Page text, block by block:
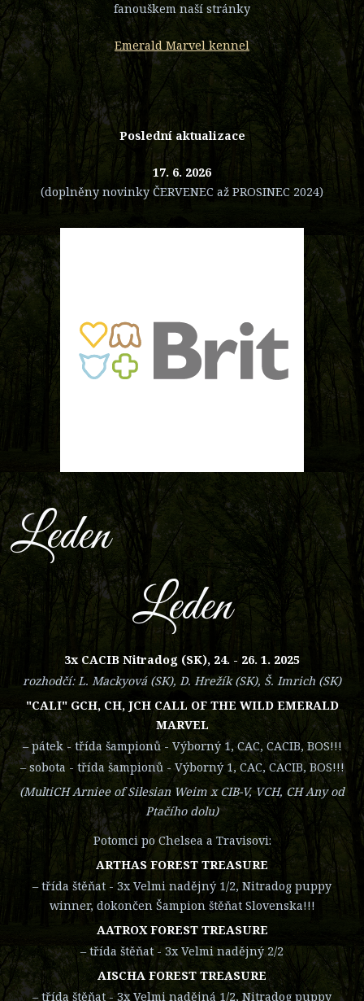
fanouškem naší stránky
Emerald Marvel kennel
Poslední aktualizace
17. 6. 2026
(doplněny novinky ČERVENEC až PROSINEC 2024)
Leden
Leden
3x CACIB Nitradog (SK), 24. - 26. 1. 2025
rozhodčí: L. Mackyová (SK), D. Hrežík (SK), Š. Imrich (SK)
"CALI" GCH, CH, JCH CALL OF THE WILD EMERALD
MARVEL
– pátek - třída šampionů - Výborný 1, CAC, CACIB, BOS!!!
– sobota - třída šampionů - Výborný 1, CAC, CACIB, BOS!!!
(MultiCH Arniee of Silesian Weim x CIB-V, VCH, CH Any od
Ptačího dolu)
Potomci po Chelsea a Travisovi:
ARTHAS FOREST TREASURE
– třída štěňat - 3x Velmi nadějný 1/2, Nitradog puppy
winner, dokončen Šampion štěňat Slovenska!!!
AATROX FOREST TREASURE
– třída štěňat - 3x Velmi nadějný 2/2
AISCHA FOREST TREASURE
– třída štěňat - 3x Velmi nadějná 1/2, Nitradog puppy